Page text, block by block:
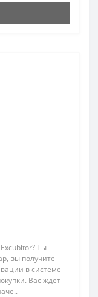
Ты
вы получите
в системе
Вас ждет